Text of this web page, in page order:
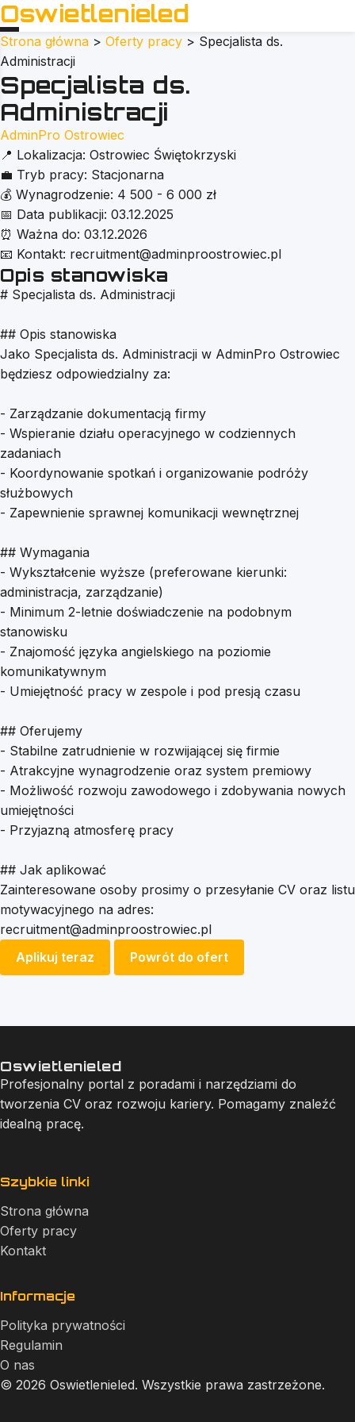
Oswietlenieled
Strona główna > Oferty pracy > Specjalista ds.
Administracji
Specjalista ds.
Administracji
AdminPro Ostrowiec
📍 Lokalizacja: Ostrowiec Świętokrzyski
💼 Tryb pracy: Stacjonarna
💰 Wynagrodzenie: 4 500 - 6 000 zł
📅 Data publikacji: 03.12.2025
⏰ Ważna do: 03.12.2026
📧 Kontakt: recruitment@adminproostrowiec.pl
Opis stanowiska
# Specjalista ds. Administracji
## Opis stanowiska
Jako Specjalista ds. Administracji w AdminPro Ostrowiec
będziesz odpowiedzialny za:
- Zarządzanie dokumentacją firmy
- Wspieranie działu operacyjnego w codziennych
zadaniach
- Koordynowanie spotkań i organizowanie podróży
służbowych
- Zapewnienie sprawnej komunikacji wewnętrznej
## Wymagania
- Wykształcenie wyższe (preferowane kierunki:
administracja, zarządzanie)
- Minimum 2-letnie doświadczenie na podobnym
stanowisku
- Znajomość języka angielskiego na poziomie
komunikatywnym
- Umiejętność pracy w zespole i pod presją czasu
## Oferujemy
- Stabilne zatrudnienie w rozwijającej się firmie
- Atrakcyjne wynagrodzenie oraz system premiowy
- Możliwość rozwoju zawodowego i zdobywania nowych
umiejętności
- Przyjazną atmosferę pracy
## Jak aplikować
Zainteresowane osoby prosimy o przesyłanie CV oraz listu
motywacyjnego na adres:
recruitment@adminproostrowiec.pl
Aplikuj teraz
Powrót do ofert
Oswietlenieled
Profesjonalny portal z poradami i narzędziami do
tworzenia CV oraz rozwoju kariery. Pomagamy znaleźć
idealną pracę.
Szybkie linki
Strona główna
Oferty pracy
Kontakt
Informacje
Polityka prywatności
Regulamin
O nas
© 2026 Oswietlenieled. Wszystkie prawa zastrzeżone.